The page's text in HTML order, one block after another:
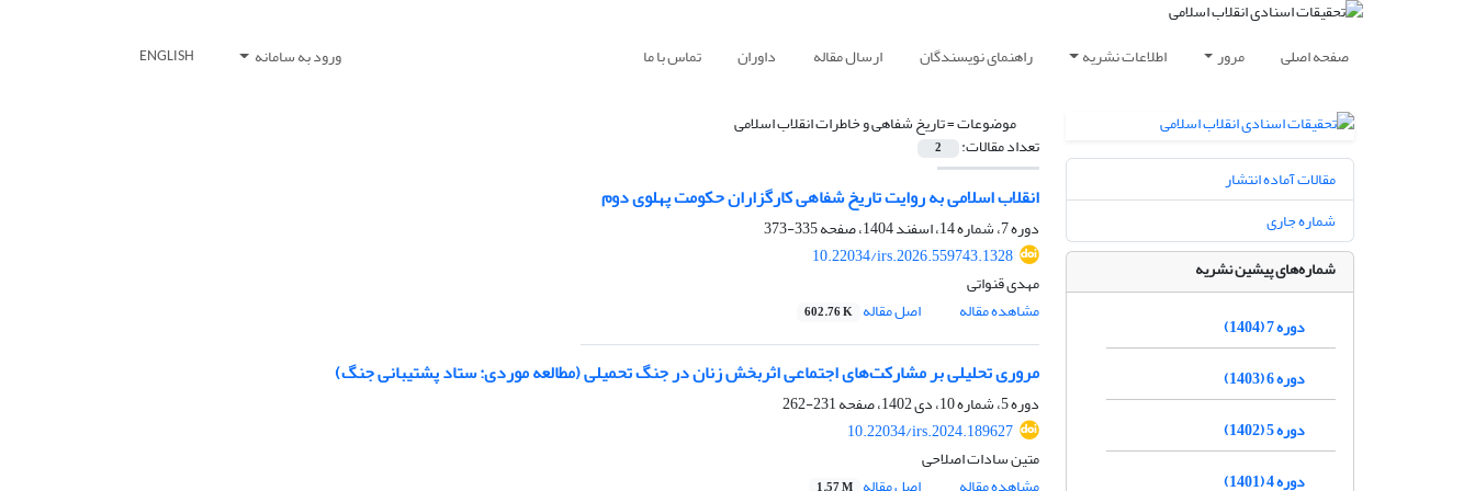
صفحه اصلی مرور اطلاعات نشریه راهنمای نویسندگان ارسال مقاله داوران تماس با ما ورود به سامانه ENGLISH
موضوعات =تاریخ شفاهی و خاطرات انقلاب اسلامی
تعداد مقالات: 2
انقلاب اسلامی به روایت تاریخ شفاهی کارگزاران حکومت پهلوی دوم
دوره 7، شماره 14، اسفند 1404، صفحه
335-373
10.22034/irs.2026.559743.1328
مهدی قنواتی
مشاهده مقاله
اصل مقاله 602.76 K
مروری تحلیلی بر مشارکت‌های اجتماعی اثربخش زنان در جنگ تحمیلی (مطالعه موردی: ستاد پشتیبانی جنگ)
دوره 5، شماره 10، دی 1402، صفحه
231-262
10.22034/irs.2024.189627
متین سادات اصلاحی
مقالات آماده انتشار
شماره جاری
شماره‌های پیشین نشریه
دوره 7 (1404)
دوره 6 (1403)
دوره 5 (1402)
دوره 4 (1401)